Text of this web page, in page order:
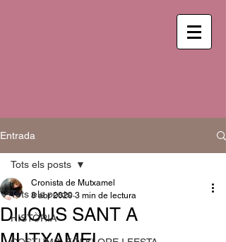
Entrada
Tots els posts
HISTÒRIA
Tots els posts
DIJOUS SANT A
Cronista de Mutxamel
8 abr 2020 3 min de lectura